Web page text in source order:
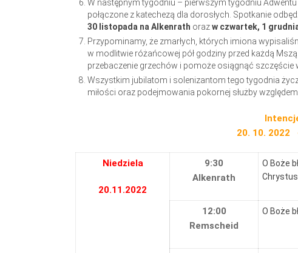
W następnym tygodniu – pierwszym tygodniu
połączone z katechezą dla dorosłych. Spotkanie
30 listopada na Alkenrath orazw czwartek, 1
Przypominamy, że zmarłych, których imiona
w modlitwie różańcowej pół godziny przed każdą
przebaczenie grzechów i pomoże osiągnąć szczęście
Wszystkim jubilatom i solenizantom tego tygodnia
miłości oraz podejmowania pokornej służby
20. 10. 2022
Niedziela
20.11.2022
9:30
Alkenrath
O Boże
12:00
Remscheid
O Boże